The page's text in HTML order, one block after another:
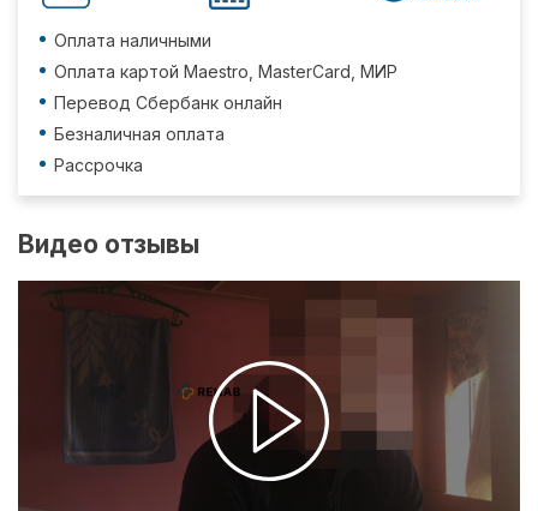
Оплата наличными
Оплата картой Maestro, MasterCard, МИР
Перевод Сбербанк онлайн
Безналичная оплата
Рассрочка
Видео отзывы